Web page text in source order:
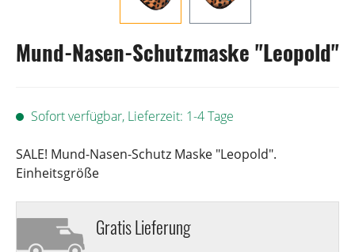
Mund-Nasen-Schutzmaske "Leopold"
Sofort verfügbar, Lieferzeit: 1-4 Tage
SALE! Mund-Nasen-Schutz Maske "Leopold".
Einheitsgröße
Gratis Lieferung